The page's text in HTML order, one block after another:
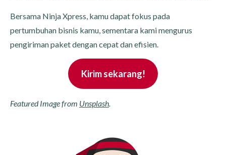
Bersama Ninja Xpress, kamu dapat fokus pada
pertumbuhan bisnis kamu, sementara kami mengurus
pengiriman paket dengan cepat dan efisien.
Kirim sekarang!
Featured Image from Unsplash